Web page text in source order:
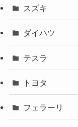
スズキ
ダイハツ
テスラ
トヨタ
フェラーリ